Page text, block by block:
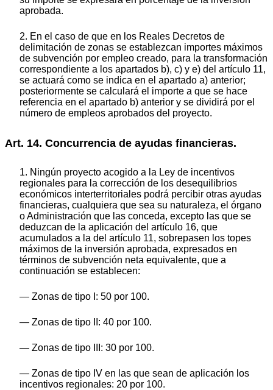
aprobada.
2. En el caso de que en los Reales Decretos de
delimitación de zonas se establezcan importes máximos
de subvención por empleo creado, para la transformación
correspondiente a los apartados b), c) y e) del artículo 11,
se actuará como se indica en el apartado a) anterior;
posteriormente se calculará el importe a que se hace
referencia en el apartado b) anterior y se dividirá por el
número de empleos aprobados del proyecto.
Art. 14. Concurrencia de ayudas financieras.
1. Ningún proyecto acogido a la Ley de incentivos
regionales para la corrección de los desequilibrios
económicos interterritoriales podrá percibir otras ayudas
financieras, cualquiera que sea su naturaleza, el órgano
o Administración que las conceda, excepto las que se
deduzcan de la aplicación del artículo 16, que
acumulados a la del artículo 11, sobrepasen los topes
máximos de la inversión aprobada, expresados en
términos de subvención neta equivalente, que a
continuación se establecen:
— Zonas de tipo I: 50 por 100.
— Zonas de tipo II: 40 por 100.
— Zonas de tipo III: 30 por 100.
— Zonas de tipo IV en las que sean de aplicación los
incentivos regionales: 20 por 100.